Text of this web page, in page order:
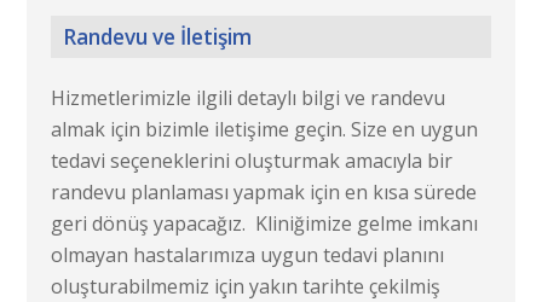
Randevu ve İletişim
Hizmetlerimizle ilgili detaylı bilgi ve randevu
almak için bizimle iletişime geçin. Size en uygun
tedavi seçeneklerini oluşturmak amacıyla bir
randevu planlaması yapmak için en kısa sürede
geri dönüş yapacağız. Kliniğimize gelme imkanı
olmayan hastalarımıza uygun tedavi planını
oluşturabilmemiz için yakın tarihte çekilmiş